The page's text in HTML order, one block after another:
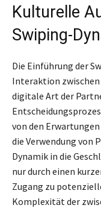
Kulturelle
Swiping-
Die Einführung der
Interaktion zwischen
digitale Art der
von den
die Verwendung von
Dynamik in die
nur durch einen
Zugang zu
Komplexität der